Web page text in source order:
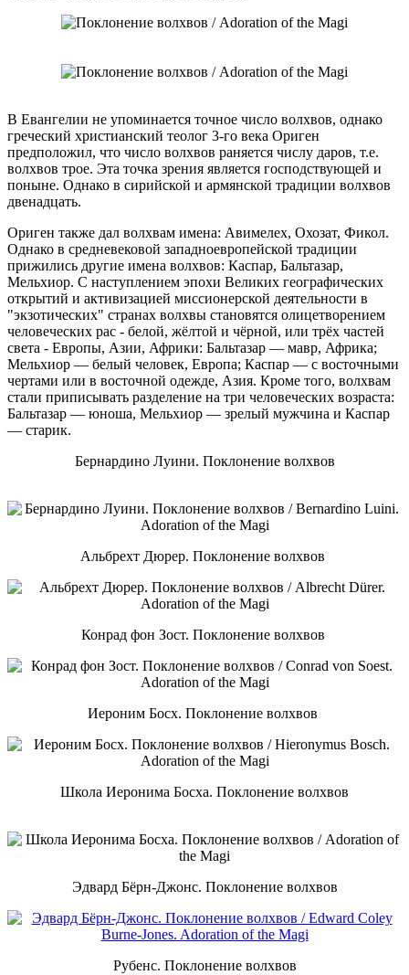
В Евангелии не упоминается точное число волхвов, однако
греческий христианский теолог 3-го века Ориген
предположил, что число волхвов раняется числу даров, т.е.
волхвов трое. Эта точка зрения является господствующей и
поныне. Однако в сирийской и армянской традиции волхвов
двенадцать.
Ориген также дал волхвам имена: Авимелех, Охозат, Фикол.
Однако в средневековой западноевропейской традиции
прижились другие имена волхвов: Каспар, Бальтазар,
Мельхиор. С наступлением эпохи Великих географических
открытий и активизацией миссионерской деятельности в
"экзотических" странах волхвы становятся олицетворением
человеческих рас - белой, жёлтой и чёрной, или трёх частей
света - Европы, Азии, Африки: Бальтазар — мавр, Африка;
Мельхиор — белый человек, Европа; Каспар — с восточными
чертами или в восточной одежде, Азия. Кроме того, волхвам
стали приписывать разделение на три человеческих возраста:
Бальтазар — юноша, Мельхиор — зрелый мужчина и Каспар
— старик.
Бернардино Луини. Поклонение волхвов
Альбрехт Дюрер. Поклонение волхвов
Конрад фон Зост. Поклонение волхвов
Иероним Босх. Поклонение волхвов
Школа Иеронима Босха. Поклонение волхвов
Эдвард Бёрн-Джонс. Поклонение волхвов
Рубенс. Поклонение волхвов